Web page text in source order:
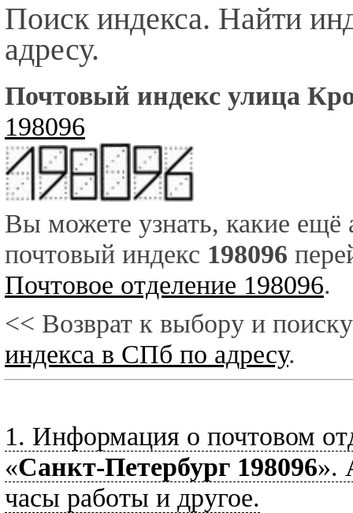
Поиск индекса. Найти
адресу.
Почтовый индекс улица
198096
Вы можете узнать, какие ещё
почтовый индекс 198096
Почтовое отделение 198096.
<< Возврат к выбору и
индекса в СПб по адресу.
1. Информация о почтовом
«Санкт-Петербург 198096».
часы работы и другое.